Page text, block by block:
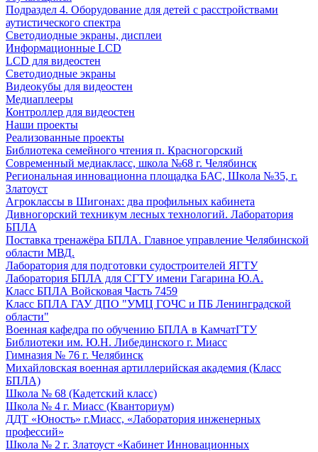
Подраздел 4. Оборудование для детей с расстройствами
аутистического спектра
Светодиодные экраны, дисплеи
Информационные LCD
LCD для видеостен
Светодиодные экраны
Видеокубы для видеостен
Медиаплееры
Контроллер для видеостен
Наши проекты
Реализованные проекты
Библиотека семейного чтения п. Красногорский
Современный медиакласс, школа №68 г. Челябинск
Региональная инновационна площадка БАС, Школа №35, г.
Златоуст
Агроклассы в Шигонах: два профильных кабинета
Дивногорский техникум лесных технологий. Лаборатория
БПЛА
Поставка тренажёра БПЛА. Главное управление Челябинской
области МВД.
Лаборатория для подготовки судостроителей ЯГТУ
Лаборатория БПЛА для СГТУ имени Гагарина Ю.А.
Класс БПЛА Войсковая Часть 7459
Класс БПЛА ГАУ ДПО "УМЦ ГОЧС и ПБ Ленинградской
области"
Военная кафедра по обучению БПЛА в КамчатГТУ
Библиотеки им. Ю.Н. Либединского г. Миасс
Гимназия № 76 г. Челябинск
Михайловская военная артиллерийская академия (Класс
БПЛА)
Школа № 68 (Кадетский класс)
Школа № 4 г. Миасс (Кванториум)
ДДТ «Юность» г.Миасс, «Лаборатория инженерных
профессий»
Школа № 2 г. Златоуст «Кабинет Инновационных